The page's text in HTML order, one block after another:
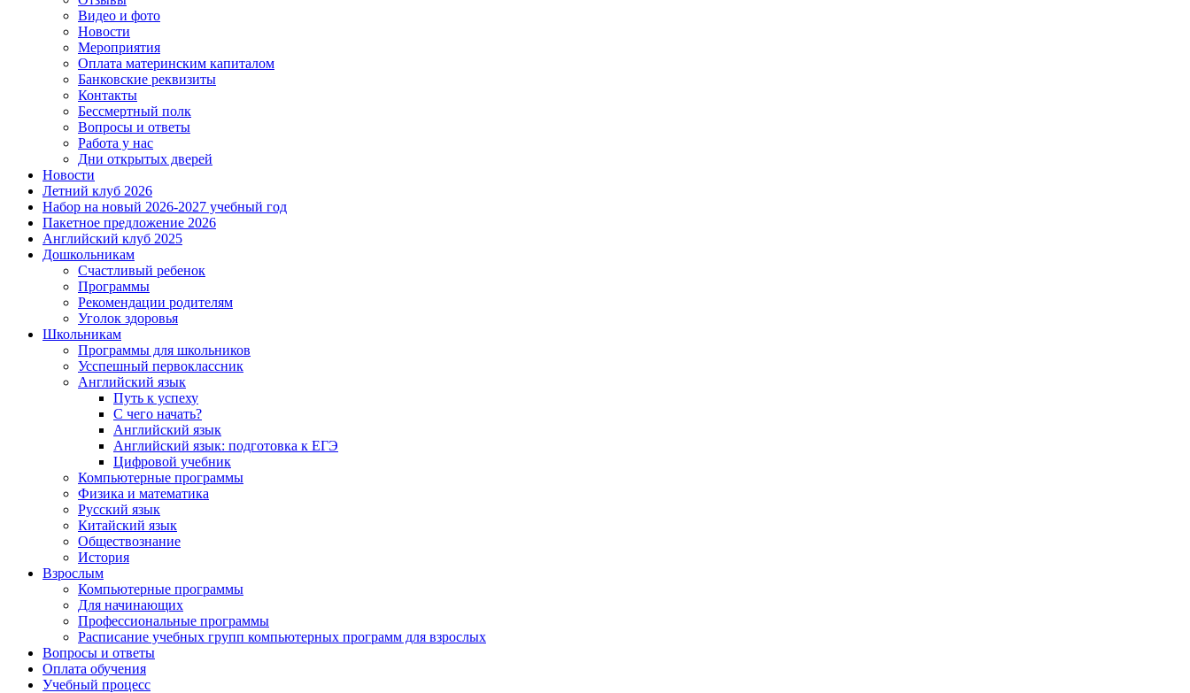
Видео и фото
Новости
Мероприятия
Оплата материнским капиталом
Банковские реквизиты
Контакты
Бессмертный полк
Вопросы и ответы
Работа у нас
Дни открытых дверей
Новости
Летний клуб 2026
Набор на новый 2026-2027 учебный год
Пакетное предложение 2026
Английский клуб 2025
Дошкольникам
Счастливый ребенок
Программы
Рекомендации родителям
Уголок здоровья
Школьникам
Программы для школьников
Усспешный первоклассник
Английский язык
Путь к успеху
С чего начать?
Английский язык
Английский язык: подготовка к ЕГЭ
Цифровой учебник
Компьютерные программы
Физика и математика
Русский язык
Китайский язык
Обществознание
История
Взрослым
Компьютерные программы
Для начинающих
Профессиональные программы
Расписание учебных групп компьютерных программ для взрослых
Вопросы и ответы
Оплата обучения
Учебный процесс